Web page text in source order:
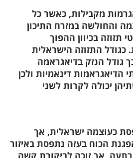
מקבילות, כאשר כל
והחולשה במזרח התיכון
תזוזה בכיוון ההפוך
כגודל התזוזה הישראלית
גודל הנזק בדיאגראמה
הדיאגראמות דינאמיות ולכן
יכולה לקרות לשני
כעוצמה ישראלית, אך
הכוח בעזה נתפסת באיזור
אך זוכה לביקורת קשה